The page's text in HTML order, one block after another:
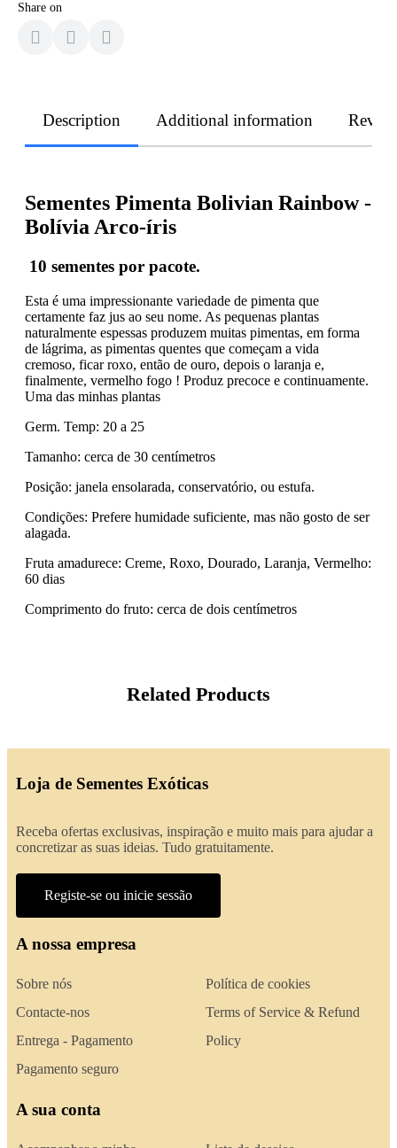
Share on
Description Additional information
Sementes Pimenta Bolivian Rainbow -
Bolívia Arco-íris
10 sementes por pacote.
Esta é uma impressionante variedade de pimenta que
certamente faz jus ao seu nome. As pequenas plantas
naturalmente espessas produzem muitas pimentas, em forma
de lágrima, as pimentas quentes que começam a vida
cremoso, ficar roxo, então de ouro, depois o laranja e,
finalmente, vermelho fogo ! Produz precoce e continuamente.
Uma das minhas plantas
Germ. Temp: 20 a 25
Tamanho: cerca de 30 centímetros
Posição: janela ensolarada, conservatório, ou estufa.
Condições: Prefere humidade suficiente, mas não gosto de ser
alagada.
Fruta amadurece: Creme, Roxo, Dourado, Laranja, Vermelho:
60 dias
Comprimento do fruto: cerca de dois centímetros
Related Products
Loja de Sementes Exóticas
Receba ofertas exclusivas, inspiração e muito mais para ajudar a
concretizar as suas ideias. Tudo gratuitamente.
Registe-se ou inicie sessão
A nossa empresa
Sobre nós
Contacte-nos
Entrega - Pagamento
Pagamento seguro
Política de cookies
Terms of Service & Refund
Policy
A sua conta